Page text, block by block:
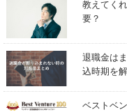
教えてく
要？
退職金は
込時期を
ベストベ